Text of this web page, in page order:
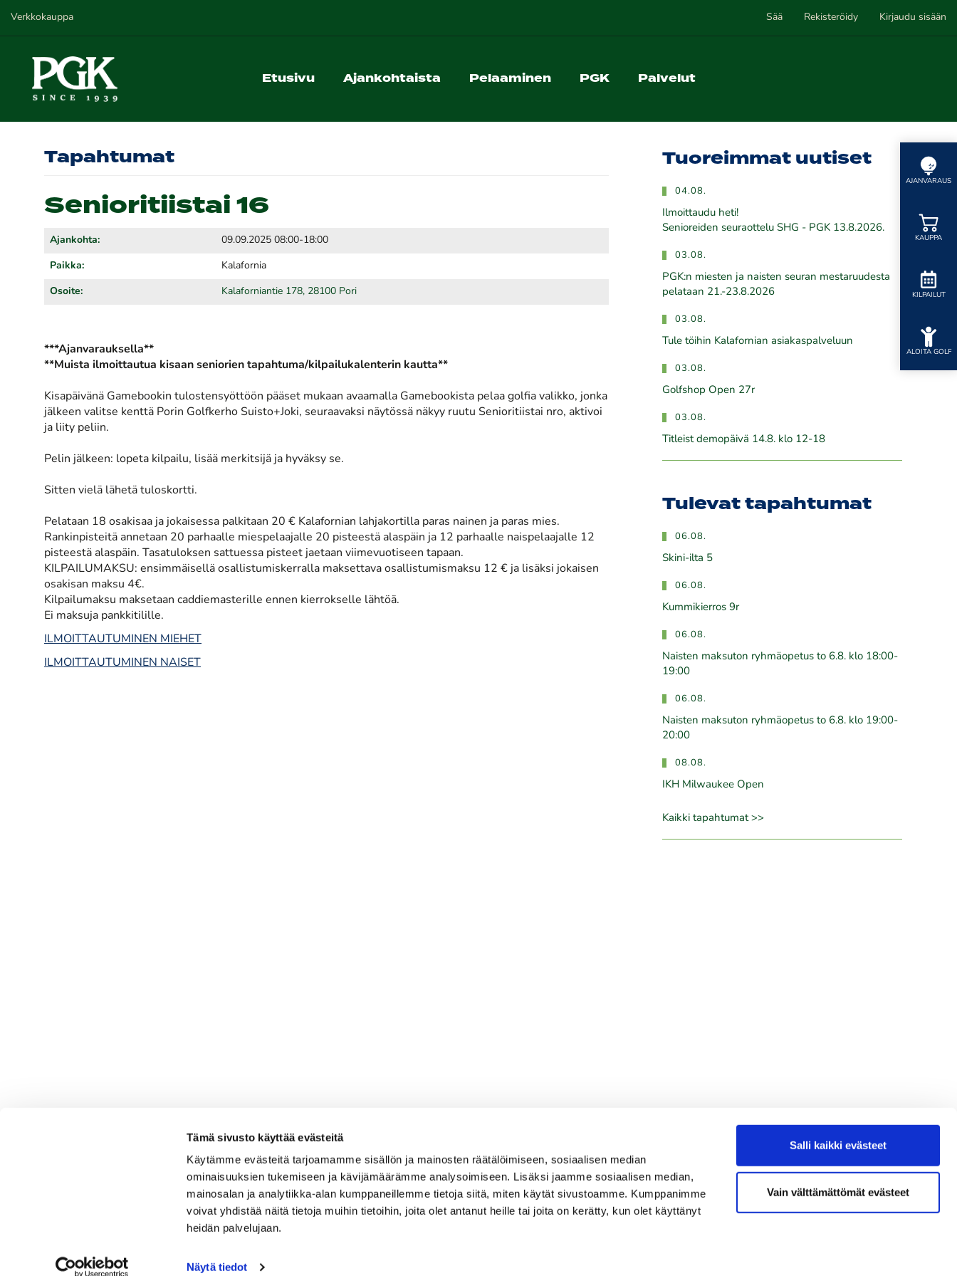
Tämä sivusto käyttää evästeitä
Käytämme evästeitä tarjoamamme sisällön ja mainosten räätälöimiseen, sosiaalisen median
ominaisuuksien tukemiseen ja kävijämäärämme analysoimiseen. Lisäksi jaamme sosiaalisen median,
mainosalan ja analytiikka-alan kumppaneillemme tietoja siitä, miten käytät sivustoamme. Kumppanimme
voivat yhdistää näitä tietoja muihin tietoihin, joita olet antanut heille tai joita on kerätty, kun olet käyttänyt
heidän palvelujaan.
Näytä tiedot
Salli kaikki evästeet
Vain välttämättömät evästeet
Verkkokauppa Sää Rekisteröidy Kirjaudu sisään
Etusivu Ajankohtaista Pelaaminen PGK Palvelut
AJANVARAUS
KAUPPA
KILPAILUT
ALOITA GOLF
Tapahtumat
Senioritiistai 16
Ajankohta: 09.09.2025 08:00-18:00
Paikka: Kalafornia
Osoite: Kalaforniantie 178, 28100 Pori
***Ajanvarauksella**
**Muista ilmoittautua kisaan seniorien tapahtuma/kilpailukalenterin kautta**
Kisapäivänä Gamebookin tulostensyöttöön pääset mukaan avaamalla Gamebookista pelaa golfia valikko, jonka
jälkeen valitse kenttä Porin Golfkerho Suisto+Joki, seuraavaksi näytössä näkyy ruutu Senioritiistai nro, aktivoi
ja liity peliin.
Pelin jälkeen: lopeta kilpailu, lisää merkitsijä ja hyväksy se.
Sitten vielä lähetä tuloskortti.
Pelataan 18 osakisaa ja jokaisessa palkitaan 20 € Kalafornian lahjakortilla paras nainen ja paras mies.
Rankinpisteitä annetaan 20 parhaalle miespelaajalle 20 pisteestä alaspäin ja 12 parhaalle naispelaajalle 12
pisteestä alaspäin. Tasatuloksen sattuessa pisteet jaetaan viimevuotiseen tapaan.
KILPAILUMAKSU: ensimmäisellä osallistumiskerralla maksettava osallistumismaksu 12 € ja lisäksi jokaisen
osakisan maksu 4€.
Kilpailumaksu maksetaan caddiemasterille ennen kierrokselle lähtöä.
Ei maksuja pankkitilille.
ILMOITTAUTUMINEN MIEHET
ILMOITTAUTUMINEN NAISET
Tuoreimmat uutiset
04.08.
Ilmoittaudu heti!
​​​​​​​Senioreiden seuraottelu SHG - PGK 13.8.2026.
03.08.
PGK:n miesten ja naisten seuran mestaruudesta
pelataan 21.-23.8.2026
03.08.
Tule töihin Kalafornian asiakaspalveluun
03.08.
Golfshop Open 27r
03.08.
Titleist demopäivä 14.8. klo 12-18
Tulevat tapahtumat
06.08.
Skini-ilta 5
06.08.
Kummikierros 9r
06.08.
Naisten maksuton ryhmäopetus to 6.8. klo 18:00-
19:00
06.08.
Naisten maksuton ryhmäopetus to 6.8. klo 19:00-
20:00
08.08.
IKH Milwaukee Open
Kaikki tapahtumat >>